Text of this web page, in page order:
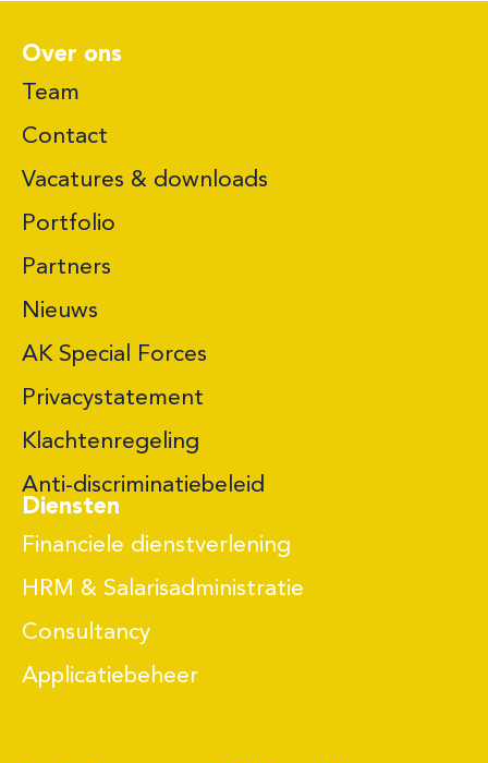
Over ons
Team
Contact
Vacatures & downloads
Portfolio
Partners
Nieuws
AK Special Forces
Privacystatement
Klachtenregeling
Anti-discriminatiebeleid
Diensten
Financiele dienstverlening
HRM & Salarisadministratie
Consultancy
Applicatiebeheer